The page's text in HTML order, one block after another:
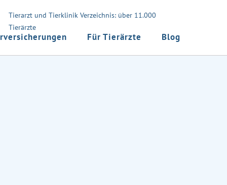
Tierarzt und Tierklinik Verzeichnis: über 11.000
Tierärzte
Für Tierärzte Blog